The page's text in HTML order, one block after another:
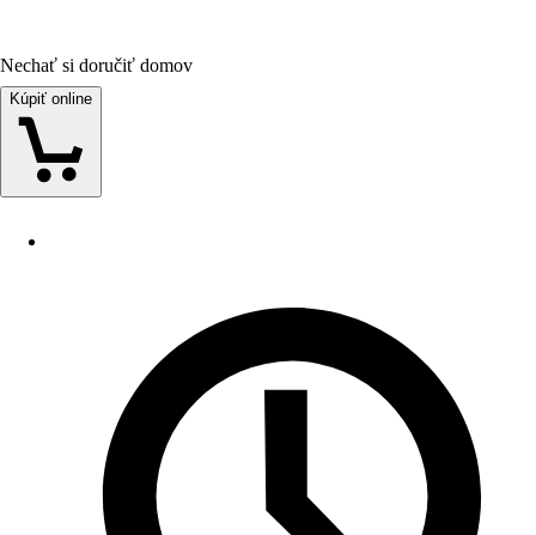
Nechať si doručiť domov
Kúpiť online